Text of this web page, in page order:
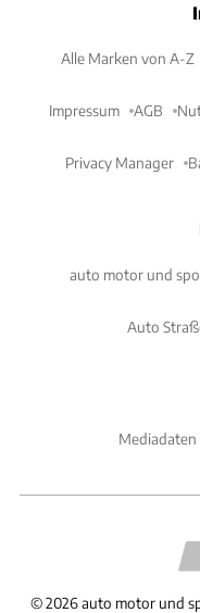
Alle Marken von A-Z
Impressum AGB
Privacy Manager
auto motor und
Auto
Mediadaten
©2026 auto motor und